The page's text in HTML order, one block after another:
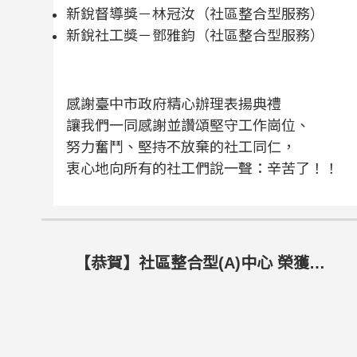
新銳督導獎－林冠汝（社區整合型服務）
新銳社工獎－鄧雅鈞（社區整合型服務）
感謝臺中市政府精心辦理表揚典禮
讓我們一同感謝並讚頌堅守工作崗位、
努力奮鬥、堅持不放棄的社工同仁，
衷心地向所有的社工們說一聲：辛苦了！！
【恭賀】社區整合型(A)中心 榮獲第一屆臺中市金照獎 卓越Ａ單位 第１名